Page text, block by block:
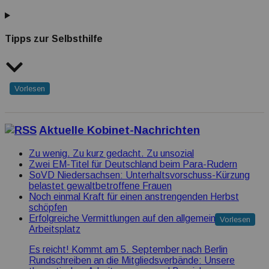
Tipps zur Selbsthilfe
Vorlesen
Aktuelle Kobinet-Nachrichten
Zu wenig. Zu kurz gedacht. Zu unsozial
Zwei EM-Titel für Deutschland beim Para-Rudern
SoVD Niedersachsen: Unterhaltsvorschuss-Kürzung
belastet gewaltbetroffene Frauen
Noch einmal Kraft für einen anstrengenden Herbst
schöpfen
Erfolgreiche Vermittlungen auf den allgemeinen
Arbeitsplatz
Vorlesen
Es reicht! Kommt am 5. September nach Berlin
Rundschreiben an die Mitgliedsverbände: Unsere